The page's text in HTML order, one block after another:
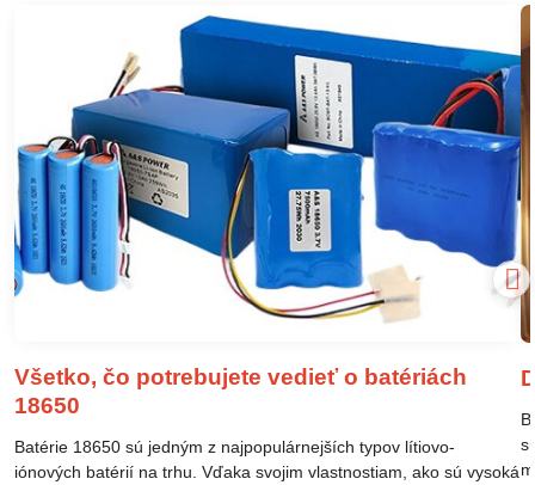
Všetko, čo potrebujete vedieť o batériách
18650
Batérie 18650 sú jedným z najpopulárnejších typov lítiovo-
iónových batérií na trhu. Vďaka svojim vlastnostiam, ako sú vysoká